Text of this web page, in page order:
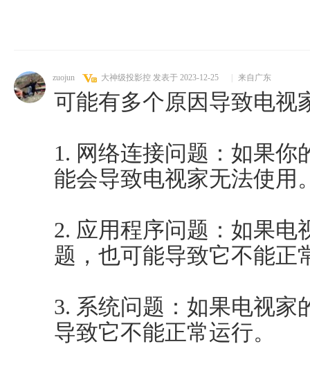
zuojun 大神级投影控 发表于 2023-12-25 来自广东
可能有多个原因导致电视
1. 网络连接问题：如果你
能会导致电视家无法使用
2. 应用程序问题：如果电
题，也可能导致它不能正
3. 系统问题：如果电视家
导致它不能正常运行。